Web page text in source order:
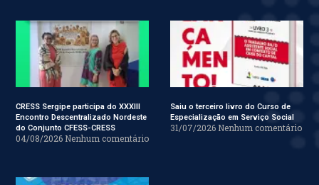
CRESS Sergipe participa do XXXIII
Encontro Descentralizado Nordeste
do Conjunto CFESS-CRESS
04/08/2026 Nenhum comentário
Saiu o terceiro livro do Curso de
Especialização em Serviço Social
31/07/2026 Nenhum comentário